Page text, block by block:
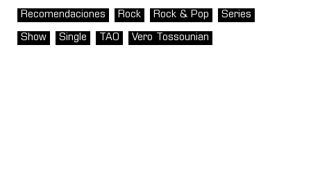
Recomendaciones Rock Rock & Pop Series
Show Single TAO Vero Tossounian